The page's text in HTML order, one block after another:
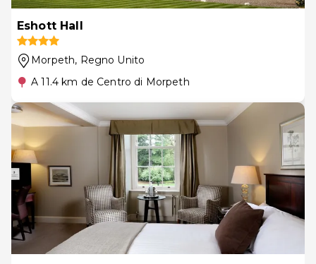
Eshott Hall
Morpeth, Regno Unito
A 11.4 km de Centro di Morpeth